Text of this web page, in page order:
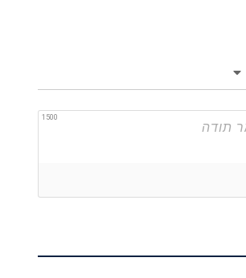
1500